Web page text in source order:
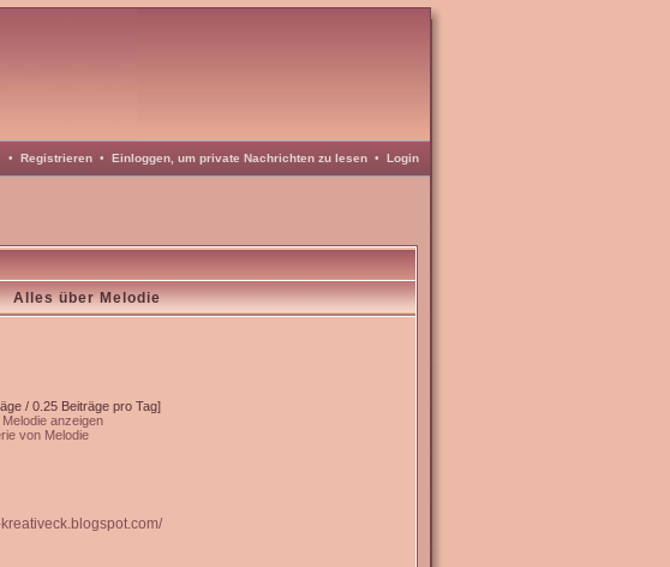
• Registrieren • Einloggen, um private Nachrichten zu lesen • Login
Alles über Melodie
/ 0.25 Beiträge pro Tag]
anzeigen
von Melodie